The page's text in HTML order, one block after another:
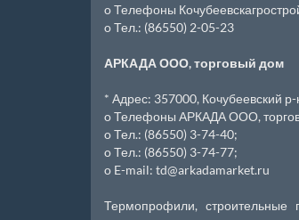
o Телефоны
o Тел.: (86550) 2-05-23
АРКАДА ООО, торговый дом
* Адрес: 357000, Кочубеевский
o Телефоны АРКАДА ООО,
o Тел.: (86550) 3-74-40;
o Тел.: (86550) 3-74-77;
o E-mail: td@arkadamarket.ru
Термопрофили,